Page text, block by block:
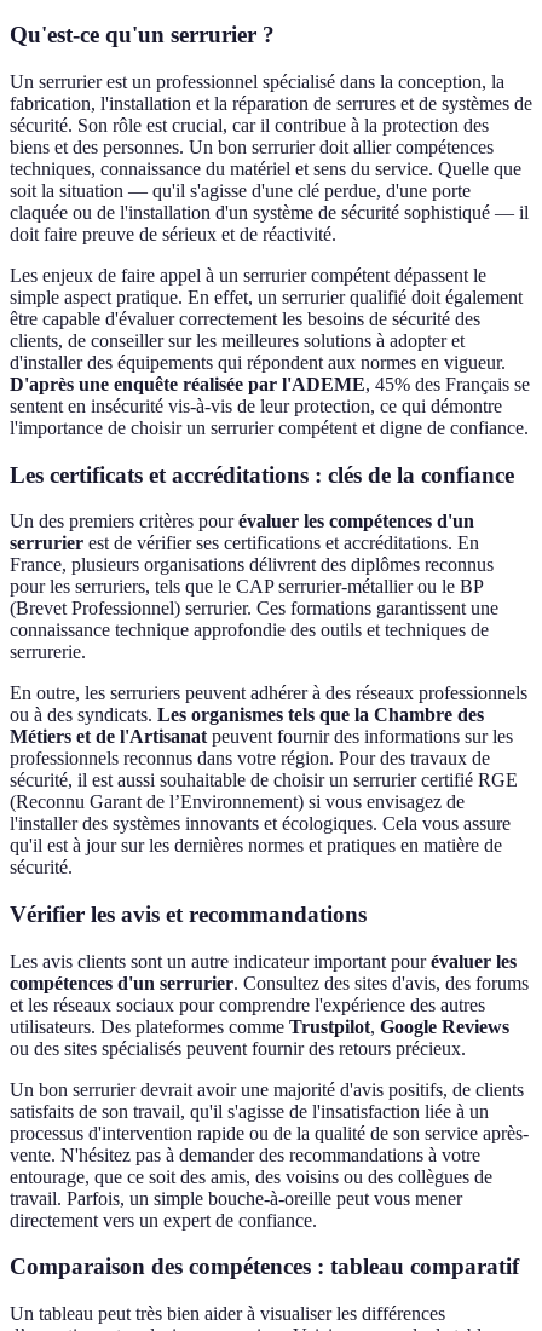
Qu'est-ce qu'un serrurier ?
Un serrurier est un professionnel spécialisé dans la conception, la
fabrication, l'installation et la réparation de serrures et de systèmes de
sécurité. Son rôle est crucial, car il contribue à la protection des
biens et des personnes. Un bon serrurier doit allier compétences
techniques, connaissance du matériel et sens du service. Quelle que
soit la situation — qu'il s'agisse d'une clé perdue, d'une porte
claquée ou de l'installation d'un système de sécurité sophistiqué — il
doit faire preuve de sérieux et de réactivité.
Les enjeux de faire appel à un serrurier compétent dépassent le
simple aspect pratique. En effet, un serrurier qualifié doit également
être capable d'évaluer correctement les besoins de sécurité des
clients, de conseiller sur les meilleures solutions à adopter et
d'installer des équipements qui répondent aux normes en vigueur.
D'après une enquête réalisée par l'ADEME, 45% des Français se
sentent en insécurité vis-à-vis de leur protection, ce qui démontre
l'importance de choisir un serrurier compétent et digne de confiance.
Les certificats et accréditations : clés de la confiance
Un des premiers critères pourévaluer les compétences d'un
serrurier est de vérifier ses certifications et accréditations. En
France, plusieurs organisations délivrent des diplômes reconnus
pour les serruriers, tels que le CAP serrurier-métallier ou le BP
(Brevet Professionnel) serrurier. Ces formations garantissent une
connaissance technique approfondie des outils et techniques de
serrurerie.
En outre, les serruriers peuvent adhérer à des réseaux professionnels
ou à des syndicats. Les organismes tels que la Chambre des
Métiers et de l'Artisanat peuvent fournir des informations sur les
professionnels reconnus dans votre région. Pour des travaux de
sécurité, il est aussi souhaitable de choisir un serrurier certifié RGE
(Reconnu Garant de l’Environnement) si vous envisagez de
l'installer des systèmes innovants et écologiques. Cela vous assure
qu'il est à jour sur les dernières normes et pratiques en matière de
sécurité.
Vérifier les avis et recommandations
Les avis clients sont un autre indicateur important pourévaluer les
compétences d'un serrurier. Consultez des sites d'avis, des forums
et les réseaux sociaux pour comprendre l'expérience des autres
utilisateurs. Des plateformes comme Trustpilot, Google Reviews
ou des sites spécialisés peuvent fournir des retours précieux.
Un bon serrurier devrait avoir une majorité d'avis positifs, de clients
satisfaits de son travail, qu'il s'agisse de l'insatisfaction liée à un
processus d'intervention rapide ou de la qualité de son service après-
vente. N'hésitez pas à demander des recommandations à votre
entourage, que ce soit des amis, des voisins ou des collègues de
travail. Parfois, un simple bouche-à-oreille peut vous mener
directement vers un expert de confiance.
Comparaison des compétences : tableau comparatif
Un tableau peut très bien aider à visualiser les différences